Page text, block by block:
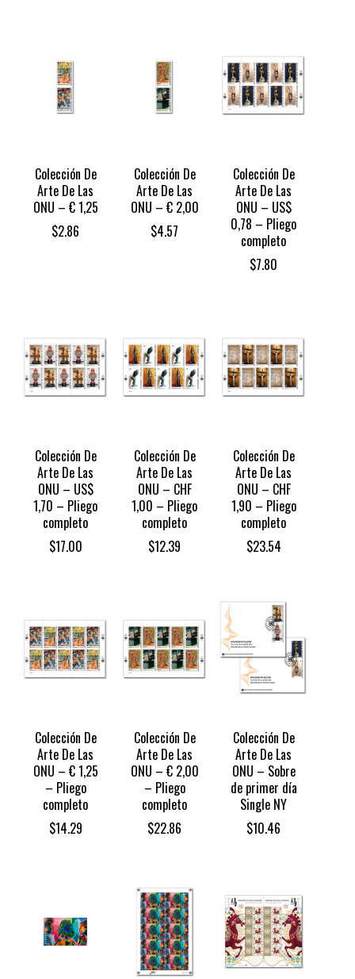
Colección De
Arte De Las
ONU – € 1,25
$2.86
Colección De
Arte De Las
ONU – € 2,00
$4.57
Colección De
Arte De Las
ONU – US$
0,78 – Pliego
completo
$7.80
Colección De
Arte De Las
ONU – US$
1,70 – Pliego
completo
$17.00
Colección De
Arte De Las
ONU – CHF
1,00 – Pliego
completo
$12.39
Colección De
Arte De Las
ONU – CHF
1,90 – Pliego
completo
$23.54
Colección De
Arte De Las
ONU – € 1,25
– Pliego
completo
$14.29
Colección De
Arte De Las
ONU – € 2,00
– Pliego
completo
$22.86
Colección De
Arte De Las
ONU – Sobre
de primer día
Single NY
$10.46